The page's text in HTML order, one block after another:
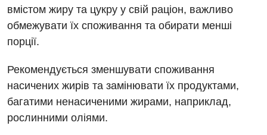
вмістом жиру та цукру у свій раціон, важливо
обмежувати їх споживання та обирати менші
порції.
Рекомендується зменшувати споживання
насичених жирів та замінювати їх продуктами,
багатими ненасиченими жирами, наприклад,
рослинними оліями.